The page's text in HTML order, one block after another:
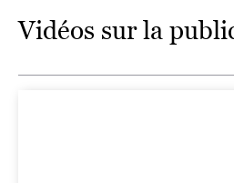
Vidéos sur la